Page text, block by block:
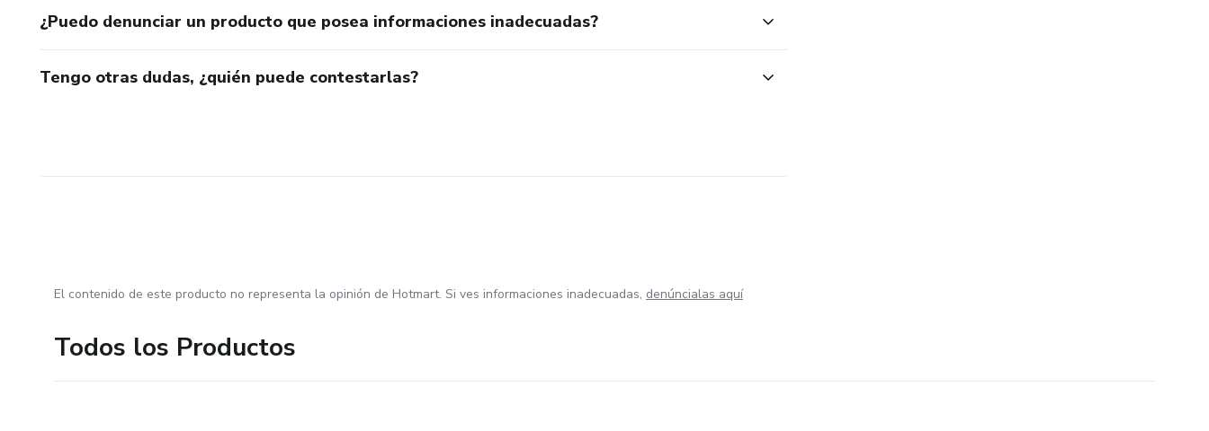
¿Puedo denunciar un producto que posea informaciones inadecuadas?
Tengo otras dudas, ¿quién puede contestarlas?
El contenido de este producto no representa la opinión de Hotmart. Si ves informaciones inadecuadas, denúncialas aquí
Todos los Productos